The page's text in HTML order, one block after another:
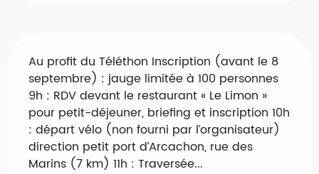
Au profit du Téléthon Inscription (avant le 8
septembre) : jauge limitée à 100 personnes
9h : RDV devant le restaurant « Le Limon »
pour petit-déjeuner, briefing et inscription 10h
: départ vélo (non fourni par l’organisateur)
direction petit port d’Arcachon, rue des
Marins (7 km) 11h : Traversée...